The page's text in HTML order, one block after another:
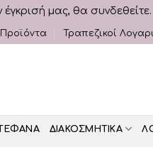
μας, θα συνδεθείτε.
Προϊόντα Τραπεζικοί
ΔΙΑΚΟΣΜΗΤΙΚA